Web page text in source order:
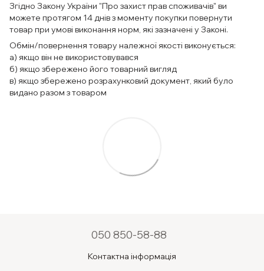
Згідно Закону України "Про захист прав споживачів" ви
можете протягом 14 днів з моменту покупки повернути
товар при умові виконання норм, які зазначені у Законі.
Обмін/повернення товару належної якості виконується:
а) якщо він не використовувався
б) якщо збережено його товарний вигляд
в) якщо збережено розрахунковий документ, який було
видано разом з товаром
050 850-58-88
Контактна інформація